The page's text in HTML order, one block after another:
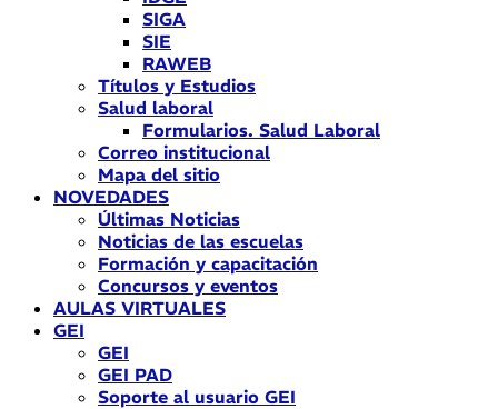
SIGA
SIE
RAWEB
Títulos y Estudios
Salud laboral
Formularios. Salud Laboral
Correo institucional
Mapa del sitio
NOVEDADES
Últimas Noticias
Noticias de las escuelas
Formación y capacitación
Concursos y eventos
AULAS VIRTUALES
GEI
GEI
GEI PAD
Soporte al usuario GEI